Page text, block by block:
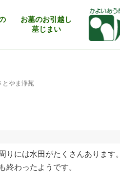
お墓のお引越し
墓じまい
とやま浄苑
には水田がたくさんあります。
終わったようです。